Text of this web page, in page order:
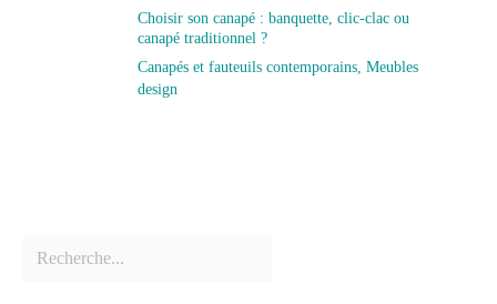
Choisir son canapé : banquette, clic-clac ou
canapé traditionnel ?
Canapés et fauteuils contemporains, Meubles
design